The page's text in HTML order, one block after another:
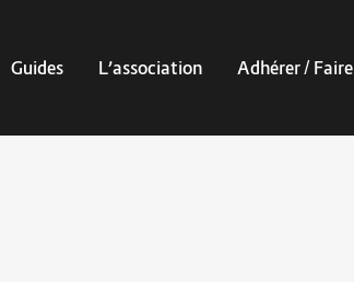
Guides L’association Adhérer /